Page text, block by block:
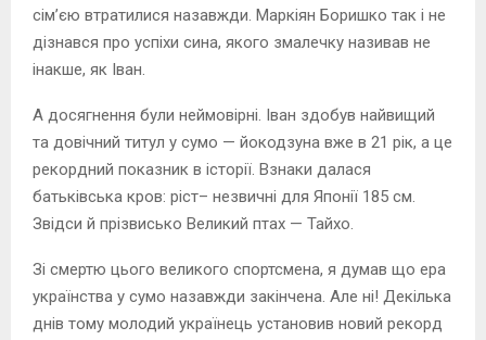
сім’єю втратилися назавжди. Маркіян Боришко так і не
дізнався про успіхи сина, якого змалечку називав не
інакше, як Іван.
А досягнення були неймовірні. Іван здобув найвищий
та довічний титул у сумо — йокодзуна вже в 21 рік, а це
рекордний показник в історії. Взнаки далася
батьківська кров: ріст– незвичні для Японії 185 см.
Звідси й прізвисько Великий птах — Тайхо.
Зі смертю цього великого спортсмена, я думав що ера
українства у сумо назавжди закінчена. Але ні! Декілька
днів тому молодий українець установив новий рекорд